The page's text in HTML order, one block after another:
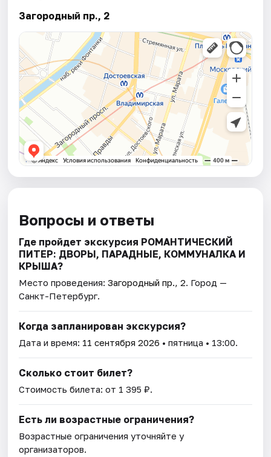
Загородный пр., 2
Вопросы и ответы
Где пройдет экскурсия РОМАНТИЧЕСКИЙ
ПИТЕР: ДВОРЫ, ПАРАДНЫЕ, КОММУНАЛКА И
КРЫША?
Место проведения:Загородный пр., 2. Город —
Санкт-Петербург.
Когда запланирован экскурсия?
Дата и время: 11 сентября 2026 • пятница • 13:00.
Сколько стоит билет?
Стоимость билета: от 1 395 ₽.
Есть ли возрастные ограничения?
Возрастные ограничения уточняйте у
организаторов.